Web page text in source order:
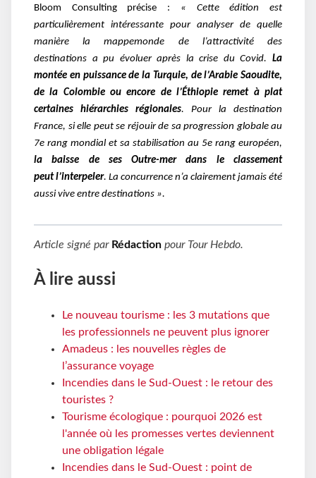
Bloom Consulting précise : « Cette édition est
particulièrement intéressante pour analyser de quelle
manière la mappemonde de l’attractivité des
destinations a pu évoluer après la crise du Covid. La
montée en puissance de la Turquie, de l’Arabie Saoudite,
de la Colombie ou encore de l’Éthiopie remet à plat
certaines hiérarchies régionales. Pour la destination
France, si elle peut se réjouir de sa progression globale au
7e rang mondial et sa stabilisation au 5e rang européen,
la baisse de ses Outre-mer dans le classement
peutl’interpeler. La concurrence n’a clairement jamais été
aussi vive entre destinations ».
Article signé par Rédaction pour Tour Hebdo.
À lire aussi
Le nouveau tourisme : les 3 mutations que
les professionnels ne peuvent plus ignorer
Amadeus : les nouvelles règles de
l’assurance voyage
Incendies dans le Sud-Ouest : le retour des
touristes ?
Tourisme écologique : pourquoi 2026 est
l'année où les promesses vertes deviennent
une obligation légale
Incendies dans le Sud-Ouest : point de